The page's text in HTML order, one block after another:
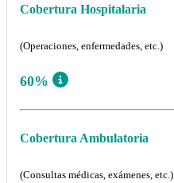
Cobertura Hospitalaria
(Operaciones, enfermedades, etc.)
60%
Cobertura Ambulatoria
(Consultas médicas, exámenes, etc.)